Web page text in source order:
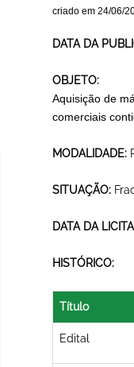
criado em 24/06/
DATA DA
OBJETO:
Aquisição de
comerciais
MODALIDADE:
SITUAÇÃO:
DATA DA
HISTÓRICO:
Título
Edital